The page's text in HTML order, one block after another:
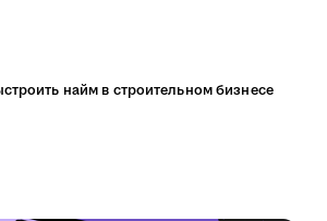
найм в строительном бизнесе